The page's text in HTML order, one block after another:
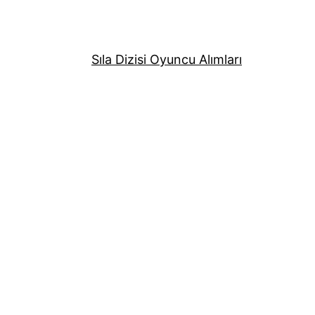
Sıla Dizisi Oyuncu Alımları